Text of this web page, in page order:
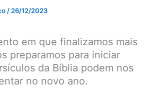
/ 26/12/2023
em que finalizamos mais
preparamos para iniciar
da Bíblia podem nos
no novo ano.